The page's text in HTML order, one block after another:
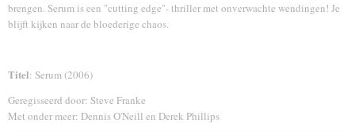
brengen. Serum is een "cutting edge"- thriller met onverwachte wendingen! Je
blijft kijken naar de bloederige chaos.
Titel: Serum (2006)
Geregisseerd door: Steve Franke
Met onder meer: Dennis O'Neill en Derek Phillips